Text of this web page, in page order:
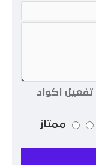
اكواد
ممتاز